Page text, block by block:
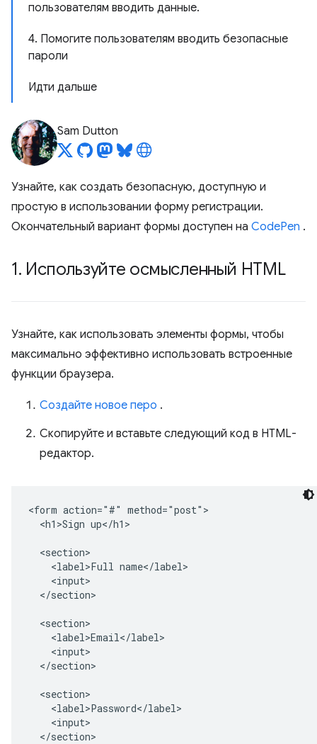
пользователям вводить данные.
4. Помогите пользователям вводить безопасные
пароли
Идти дальше
Sam Dutton
Узнайте, как создать безопасную, доступную и
простую в использовании форму регистрации.
Окончательный вариант формы доступен на CodePen .
1. Используйте осмысленный HTML
Узнайте, как использовать элементы формы, чтобы
максимально эффективно использовать встроенные
функции браузера.
Создайте новое перо .
Скопируйте и вставьте следующий код в HTML-
редактор.
<form action="#" method="post">
  <h1>Sign up</h1>
  <section>
    <label>Full name</label>
    <input>
  </section>
  <section>
    <label>Email</label>
    <input>
  </section>
  <section>
    <label>Password</label>
    <input>
  </section>